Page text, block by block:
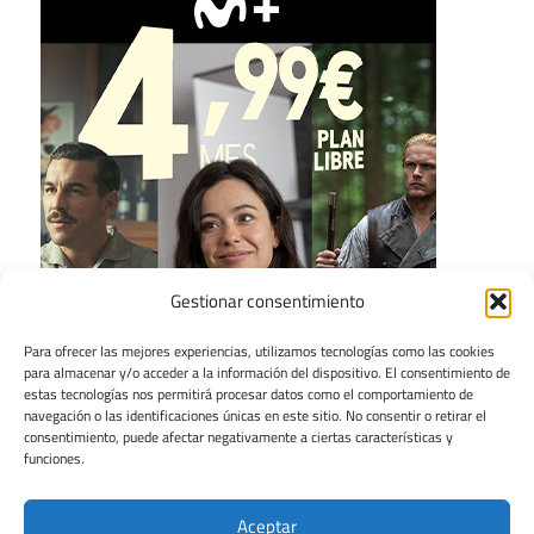
Gestionar consentimiento
Para ofrecer las mejores experiencias, utilizamos tecnologías como las cookies
para almacenar y/o acceder a la información del dispositivo. El consentimiento de
estas tecnologías nos permitirá procesar datos como el comportamiento de
navegación o las identificaciones únicas en este sitio. No consentir o retirar el
consentimiento, puede afectar negativamente a ciertas características y
funciones.
Aceptar